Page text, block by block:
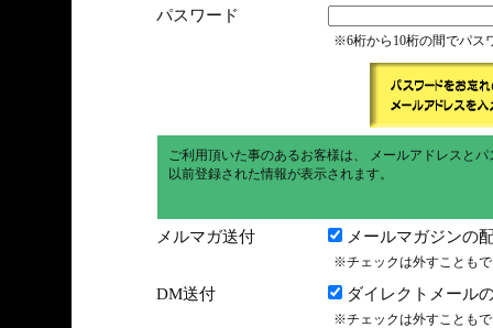
パスワード
※6桁から10桁の間でパス
ご利用頂いた事のあるお客様は、 メールアドレスと
以前登録された情報が表示されます。
メルマガ送付 メールマガジンの
※チェックは外すことも
DM送付 ダイレクトメール
※チェックは外すことも